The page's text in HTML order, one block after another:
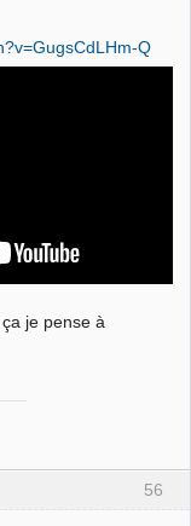
Q
je pense à
56